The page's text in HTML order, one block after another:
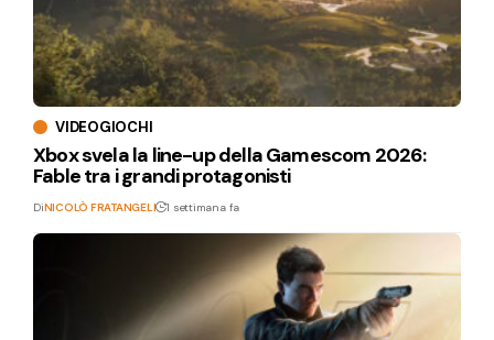
VIDEOGIOCHI
Xbox svela la line-up della Gamescom 2026:
Fable tra i grandi protagonisti
DiNICOLÒ FRATANGELI 1 settimana fa